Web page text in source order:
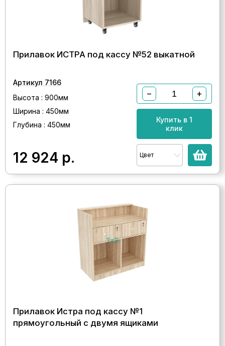
Прилавок ИСТРА под кассу №52 выкатной
Артикул 7166
Высота : 900мм
Ширина : 450мм
Глубина : 450мм
12 924 р.
− +
Купить в 1
клик
Цвет
Прилавок Истра под кассу №1
прямоугольный с двумя ящиками